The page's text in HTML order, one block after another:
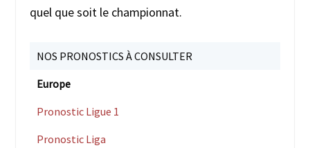
quel que soit le championnat.
NOS PRONOSTICS À CONSULTER
Europe
Pronostic Ligue 1
Pronostic Liga